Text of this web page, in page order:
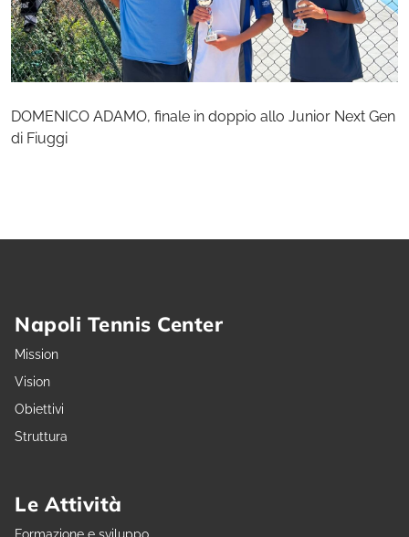
DOMENICO ADAMO, finale in doppio allo Junior Next Gen
di Fiuggi
Napoli Tennis Center
Mission
Vision
Obiettivi
Struttura
Le Attività